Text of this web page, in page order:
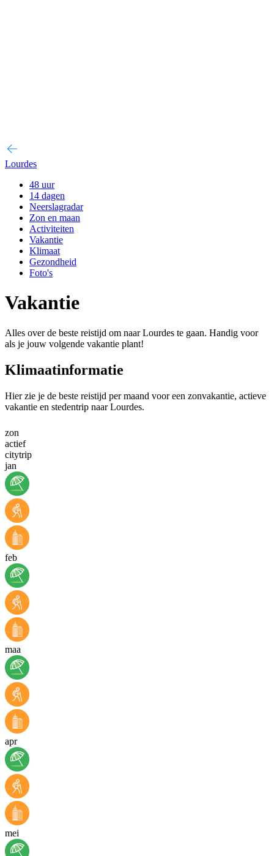
Lourdes
48 uur
14 dagen
Neerslagradar
Zon en maan
Activiteiten
Vakantie
Klimaat
Gezondheid
Foto's
Vakantie
Alles over de beste reistijd om naar Lourdes te gaan. Handig voor
als je jouw volgende vakantie plant!
Klimaatinformatie
Hier zie je de beste reistijd per maand voor een zonvakantie, actieve
vakantie en stedentrip naar Lourdes.
zon
actief
citytrip
jan
feb
maa
apr
mei